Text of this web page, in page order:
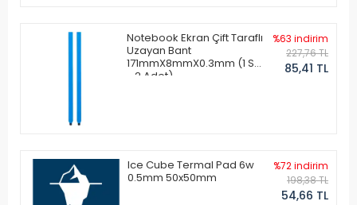
Notebook Ekran Çift Taraflı
Uzayan Bant
171mmX8mmX0.3mm (1 Set
- 2 Adet)
%63 indirim
227,76 TL
85,41 TL
Ice Cube Termal Pad 6w
0.5mm 50x50mm
%72 indirim
198,38 TL
54,66 TL